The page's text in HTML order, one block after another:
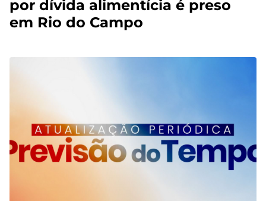
por dívida alimentícia é preso
em Rio do Campo